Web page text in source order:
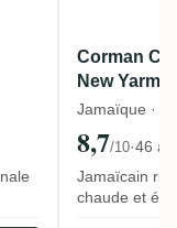
Corman
New
1994
Jamaïque ·
8,7/10·46
Jamaïcain
chaude et